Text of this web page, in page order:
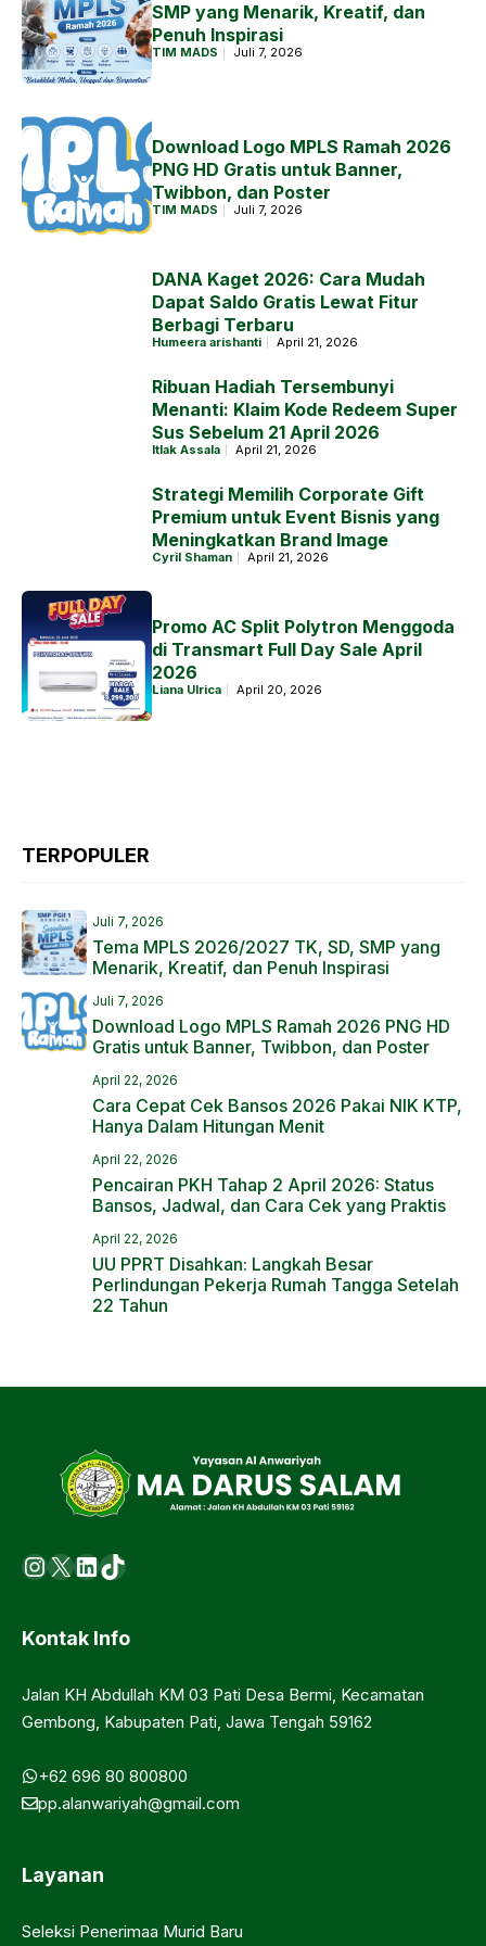
SMP yang Menarik, Kreatif, dan
Penuh Inspirasi
TIM MADS Juli 7, 2026
Download Logo MPLS Ramah 2026
PNG HD Gratis untuk Banner,
Twibbon, dan Poster
TIM MADS Juli 7, 2026
DANA Kaget 2026: Cara Mudah
Dapat Saldo Gratis Lewat Fitur
Berbagi Terbaru
Humeera arishanti April 21, 2026
Ribuan Hadiah Tersembunyi
Menanti: Klaim Kode Redeem Super
Sus Sebelum 21 April 2026
Itlak Assala April 21, 2026
Strategi Memilih Corporate Gift
Premium untuk Event Bisnis yang
Meningkatkan Brand Image
Cyril Shaman April 21, 2026
Promo AC Split Polytron Menggoda
di Transmart Full Day Sale April
2026
Liana Ulrica April 20, 2026
TERPOPULER
Juli 7, 2026
Tema MPLS 2026/2027 TK, SD, SMP yang
Menarik, Kreatif, dan Penuh Inspirasi
Juli 7, 2026
Download Logo MPLS Ramah 2026 PNG HD
Gratis untuk Banner, Twibbon, dan Poster
April 22, 2026
Cara Cepat Cek Bansos 2026 Pakai NIK KTP,
Hanya Dalam Hitungan Menit
April 22, 2026
Pencairan PKH Tahap 2 April 2026: Status
Bansos, Jadwal, dan Cara Cek yang Praktis
April 22, 2026
UU PPRT Disahkan: Langkah Besar
Perlindungan Pekerja Rumah Tangga Setelah
22 Tahun
Instagram
X LinkedIn
https://www.tiktok.com/
Kontak Info
Jalan KH Abdullah KM 03 Pati Desa Bermi, Kecamatan
Gembong, Kabupaten Pati, Jawa Tengah 59162
+62 696 80 800800
pp.alanwariyah@gmail.com
Layanan
Seleksi Penerimaa Murid Baru